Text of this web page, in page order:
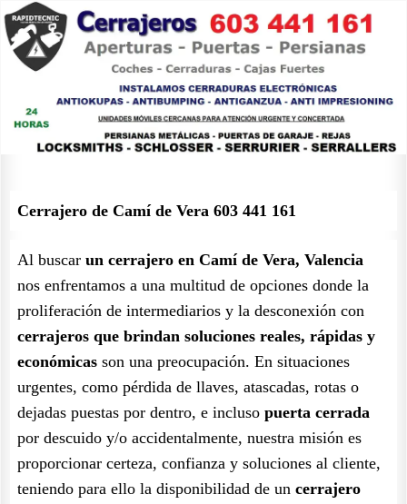
Cerrajero de Camí de Vera 603 441 161
Al buscar un cerrajero en Camí de Vera, Valencia
nos enfrentamos a una multitud de opciones donde la
proliferación de intermediarios y la desconexión con
cerrajeros que brindan soluciones reales, rápidas y
económicas son una preocupación. En situaciones
urgentes, como pérdida de llaves, atascadas, rotas o
dejadas puestas por dentro, e incluso puerta cerrada
por descuido y/o accidentalmente, nuestra misión es
proporcionar certeza, confianza y soluciones al cliente,
teniendo para ello la disponibilidad de un cerrajero